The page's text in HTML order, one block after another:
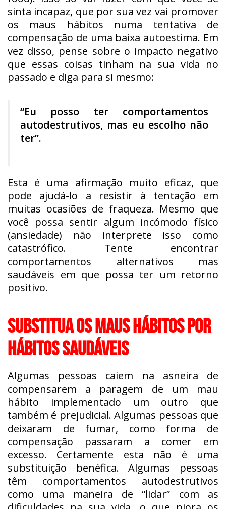
sinta incapaz, que por sua vez vai promover
os maus hábitos numa tentativa de
compensação de uma baixa autoestima. Em
vez disso, pense sobre o impacto negativo
que essas coisas tinham na sua vida no
passado e diga para si mesmo:
“Eu posso ter comportamentos
autodestrutivos, mas eu escolho não
ter”.
Esta é uma afirmação muito eficaz, que
pode ajudá-lo a resistir à tentação em
muitas ocasiões de fraqueza. Mesmo que
você possa sentir algum incómodo físico
(ansiedade) não interprete isso como
catastrófico. Tente encontrar
comportamentos alternativos mas
saudáveis em que possa ter um retorno
positivo.
SUBSTITUA OS MAUS HÁBITOS POR
HÁBITOS SAUDÁVEIS
Algumas pessoas caiem na asneira de
compensarem a paragem de um mau
hábito implementado um outro que
também é prejudicial. Algumas pessoas que
deixaram de fumar, como forma de
compensação passaram a comer em
excesso. Certamente esta não é uma
substituição benéfica. Algumas pessoas
têm comportamentos autodestrutivos
como uma maneira de “lidar” com as